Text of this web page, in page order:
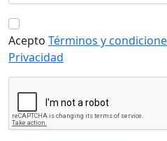
Acepto Términos y
Privacidad